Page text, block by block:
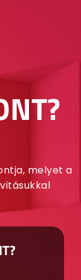
melyet a